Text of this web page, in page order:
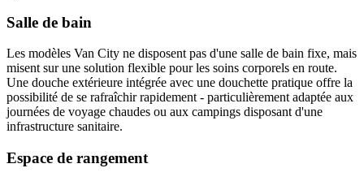
Salle de bain
Les modèles Van City ne disposent pas d'une salle de bain fixe, mais
misent sur une solution flexible pour les soins corporels en route.
Une douche extérieure intégrée avec une douchette pratique offre la
possibilité de se rafraîchir rapidement - particulièrement adaptée aux
journées de voyage chaudes ou aux campings disposant d'une
infrastructure sanitaire.
Espace de rangement